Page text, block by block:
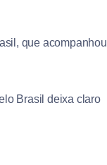
que acompanhou
Brasil deixa claro